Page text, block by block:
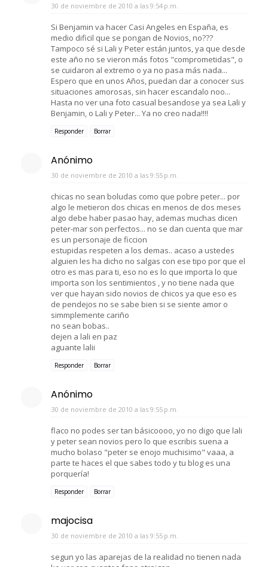
30 de noviembre de 2010 a las 9:54 p.m.
Si Benjamin va hacer Casi Angeles en España, es
medio dificil que se pongan de Novios, no???
Tampoco sé si Lali y Peter están juntos, ya que desde
este año no se vieron más fotos "comprometidas", o
se cuidaron al extremo o ya no pasa más nada...
Espero que en unos Años, puedan dar a conocer sus
situaciones amorosas, sin hacer escandalo noo...
Hasta no ver una foto casual besandose ya sea Lali y
Benjamin, o Lali y Peter... Ya no creo nada!!!!
Responder Borrar
Anónimo
30 de noviembre de 2010 a las 9:55 p.m.
chicas no sean boludas como que pobre peter... por
algo le metieron dos chicas en menos de dos meses
algo debe haber pasao hay, ademas muchas dicen
peter-mar son perfectos... no se dan cuenta que mar
es un personaje de ficcion
estupidas respeten a los demas.. acaso a ustedes
alguien les ha dicho no salgas con ese tipo por que el
otro es mas para ti, eso no es lo que importa lo que
importa son los sentimientos , y no tiene nada que
ver que hayan sido novios de chicos ya que eso es
de pendejos no se sabe bien si se siente amor o
simmplemente cariño
no sean bobas..
dejen a lali en paz
aguante lalii
Responder Borrar
Anónimo
30 de noviembre de 2010 a las 9:55 p.m.
flaco no podes ser tan básicoooo, yo no digo que lali
y peter sean novios pero lo que escribis suena a
mucho bolaso "peter se enojo muchisimo" vaaa, a
parte te haces el que sabes todo y tu blog es una
porquería!
Responder Borrar
majocisa
30 de noviembre de 2010 a las 9:55 p.m.
segun yo las aparejas de la realidad no tienen nada